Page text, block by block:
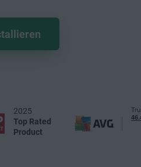
2025
Top Rated
Product